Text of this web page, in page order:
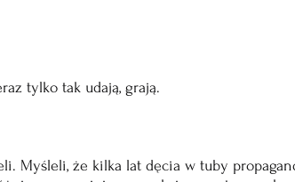
tylko tak udają, grają.
Myśleli, że kilka lat dęcia w tuby